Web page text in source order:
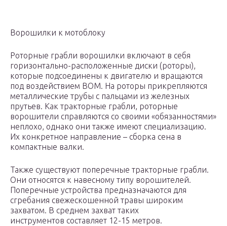
Ворошилки к мотоблоку
Роторные грабли ворошилки включают в себя
горизонтально-расположенные диски (роторы),
которые подсоединены к двигателю и вращаются
под воздействием ВОМ. На роторы прикрепляются
металлические трубы с пальцами из железных
прутьев. Как тракторные грабли, роторные
ворошители справляются со своими «обязанностями»
неплохо, однако они также имеют специализацию.
Их конкретное направление – сборка сена в
компактные валки.
Также существуют поперечные тракторные грабли.
Они относятся к навесному типу ворошителей.
Поперечные устройства предназначаются для
сгребания свежескошенной травы широким
захватом. В среднем захват таких
инструментов составляет 12-15 метров.